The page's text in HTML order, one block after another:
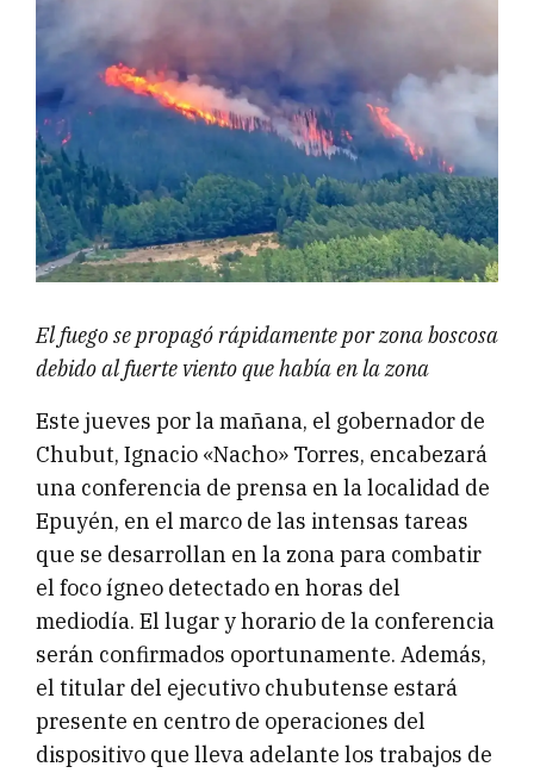
El fuego se propagó rápidamente por zona boscosa
debido al fuerte viento que había en la zona
Este jueves por la mañana, el gobernador de
Chubut, Ignacio «Nacho» Torres, encabezará
una conferencia de prensa en la localidad de
Epuyén, en el marco de las intensas tareas
que se desarrollan en la zona para combatir
el foco ígneo detectado en horas del
mediodía. El lugar y horario de la conferencia
serán confirmados oportunamente. Además,
el titular del ejecutivo chubutense estará
presente en centro de operaciones del
dispositivo que lleva adelante los trabajos de